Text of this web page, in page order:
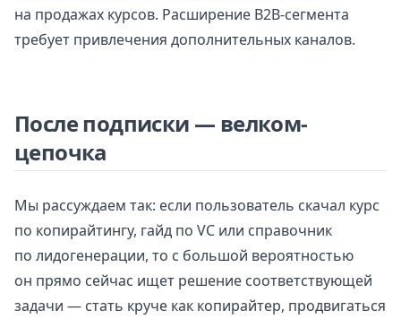
на продажах курсов. Расширение B2B-сегмента
требует привлечения дополнительных каналов.
После подписки — велком-
цепочка
Мы рассуждаем так: если пользователь скачал курс
по копирайтингу, гайд по VC или справочник
по лидогенерации, то с большой вероятностью
он прямо сейчас ищет решение соответствующей
задачи — стать круче как копирайтер, продвигаться